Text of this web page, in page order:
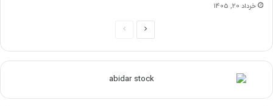
خرداد 20, 1405
ح
ه
ق
ح
ه
ب